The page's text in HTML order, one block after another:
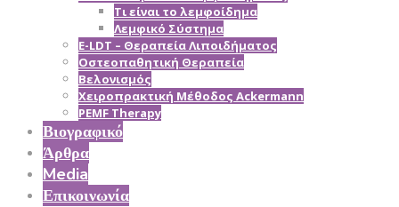
Τι είναι το λεμφοίδημα
Λεμφικό Σύστημα
E-LDT – Θεραπεία Λιποιδήματος
Οστεοπαθητική Θεραπεία
Βελονισμός
Χειροπρακτική Μέθοδος Ackermann
PEMF Therapy
Βιογραφικό
Άρθρα
Media
Επικοινωνία